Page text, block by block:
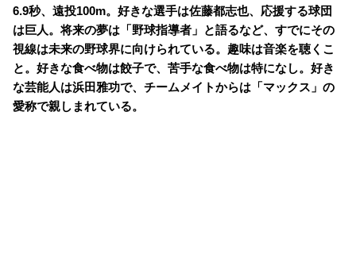
6.9秒、遠投100m。好きな選手は佐藤都志也、応援する球団
は巨人。将来の夢は「野球指導者」と語るなど、すでにその
視線は未来の野球界に向けられている。趣味は音楽を聴くこ
と。好きな食べ物は餃子で、苦手な食べ物は特になし。好き
な芸能人は浜田雅功で、チームメイトからは「マックス」の
愛称で親しまれている。